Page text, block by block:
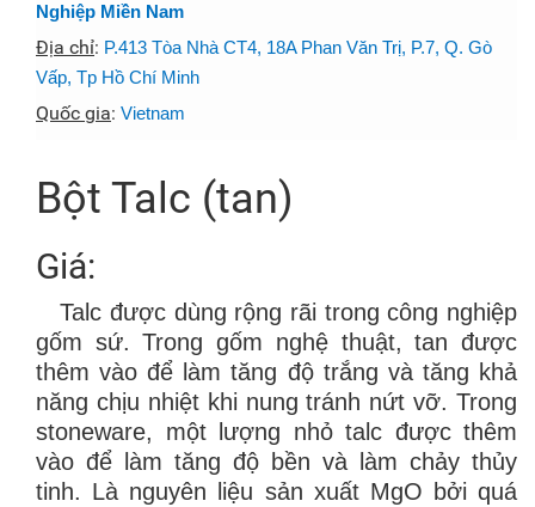
Nghiệp Miền Nam
Địa chỉ: P.413 Tòa Nhà CT4, 18A Phan Văn Trị, P.7, Q. Gò
Vấp, Tp Hồ Chí Minh
Quốc gia: Vietnam
Bột Talc (tan)
Giá:
Talc được dùng rộng rãi trong công nghiệp
gốm sứ. Trong gốm nghệ thuật, tan được
thêm vào để làm tăng độ trắng và tăng khả
năng chịu nhiệt khi nung tránh nứt vỡ. Trong
stoneware, một lượng nhỏ talc được thêm
vào để làm tăng độ bền và làm chảy thủy
tinh. Là nguyên liệu sản xuất MgO bởi quá